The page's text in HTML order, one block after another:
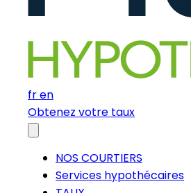
fren
Obtenez votre taux
NOS COURTIERS
Services hypothécaires